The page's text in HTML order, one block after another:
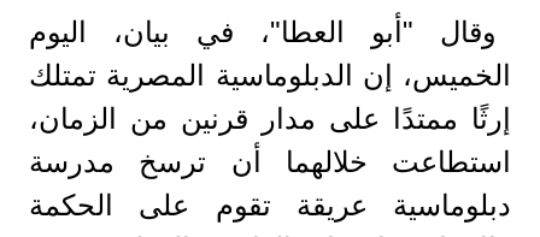
وقال "أبو العطا"، في بيان، اليوم
الخميس، إن الدبلوماسية المصرية تمتلك
إرثًا ممتدًا على مدار قرنين من الزمان،
استطاعت خلالهما أن ترسخ مدرسة
دبلوماسية عريقة تقوم على الحكمة